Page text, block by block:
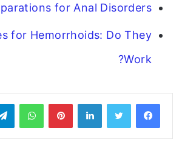
for Anal Disorders
for Hemorrhoids: Do They
Work?
فيسبوك تويتر لينكدإن بينتيريست